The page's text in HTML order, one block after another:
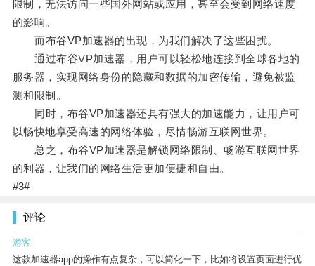
限制，无法访问一些国外网站或应用，甚至会受到网络速度
的影响。
而布谷VP加速器的出现，为我们解决了这些困扰。
通过布谷VP加速器，用户可以轻松地连接到全球各地的
服务器，实现网络身份的隐藏和数据的加密传输，避免被监
测和限制。
同时，布谷VP加速器还具有强大的加速能力，让用户可
以畅快地享受高速的网络体验，尽情畅游互联网世界。
总之，布谷VP加速器是解锁网络限制、畅游互联网世界
的利器，让我们的网络生活更加便捷和自由。
#3#
评论
游客
这款加速器app的操作有点复杂，可以简化一下，比如将设置页面进行优